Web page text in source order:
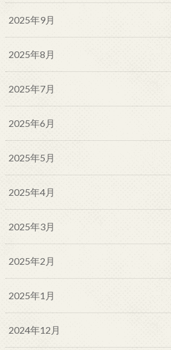
2025年9月
2025年8月
2025年7月
2025年6月
2025年5月
2025年4月
2025年3月
2025年2月
2025年1月
2024年12月